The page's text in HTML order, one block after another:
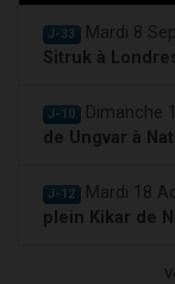
J-33 Mardi 8
Sitruk à
J-10 Dimanche
de Ungvar à
J-12 Mardi 18
plein Kikar de